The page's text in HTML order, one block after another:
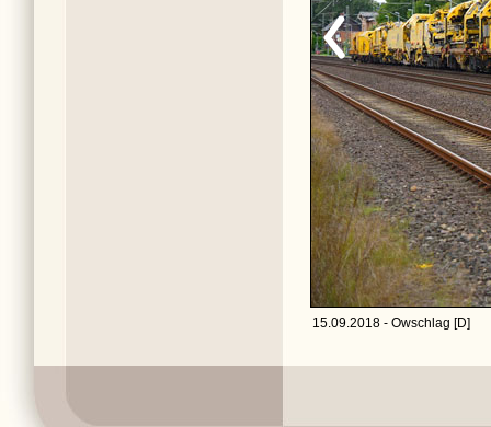
15.09.2018 - Owschlag [D]